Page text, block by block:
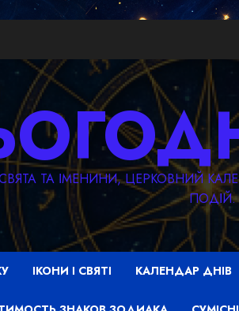
ТА ІМЕНИНИ, ЦЕРКОВНИЙ
ПОДІЙ.
ІКОНИ І СВЯТІ КАЛЕНДАР ДНІВ